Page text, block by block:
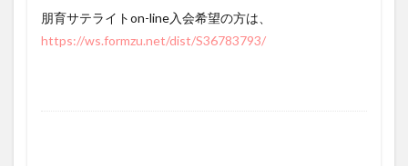
朋育サテライトon-line入会希望の方は、
https://ws.formzu.net/dist/S36783793/